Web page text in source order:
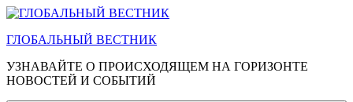
Перейти
содержимому
ГЛОБАЛЬНЫЙ ВЕСТНИК
УЗНАВАЙТЕ О ПРОИСХОДЯЩЕМ НА ГОРИЗОНТЕ
НОВОСТЕЙ И СОБЫТИЙ